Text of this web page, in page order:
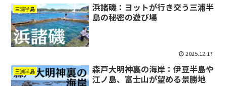
三浦半島
浜諸磯：ヨットが行き交う三浦半
島の秘密の遊び場
2025.12.17
三浦半島
森戸大明神裏の海岸：伊豆半島や
江ノ島、富士山が望める景勝地